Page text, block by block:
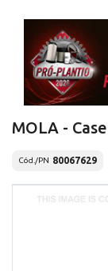
MOLA -
Cód./PN 80067629